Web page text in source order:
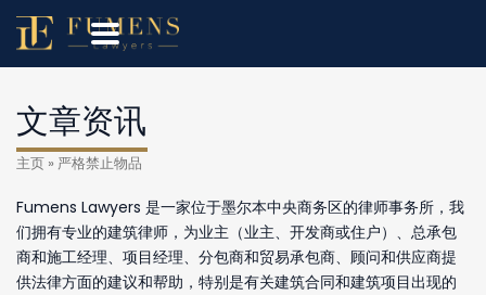
文章资讯
主页 » 严格禁止物品
Fumens Lawyers 是一家位于墨尔本中央商务区的律师事务所，我
们拥有专业的建筑律师，为业主（业主、开发商或住户）、总承包
商和施工经理、项目经理、分包商和贸易承包商、顾问和供应商提
供法律方面的建议和帮助，特别是有关建筑合同和建筑项目出现的